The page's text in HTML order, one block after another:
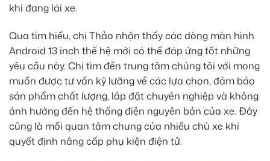
khi đang lái xe.
Qua tìm hiểu, chị Thảo nhận thấy các dòng màn hình
Android 13 inch thế hệ mới có thể đáp ứng tốt những
yêu cầu này. Chị tìm đến trung tâm chúng tôi với mong
muốn được tư vấn kỹ lưỡng về các lựa chọn, đảm bảo
sản phẩm chất lượng, lắp đặt chuyên nghiệp và không
ảnh hưởng đến hệ thống điện nguyên bản của xe. Đây
cũng là mối quan tâm chung của nhiều chủ xe khi
quyết định nâng cấp phụ kiện điện tử.